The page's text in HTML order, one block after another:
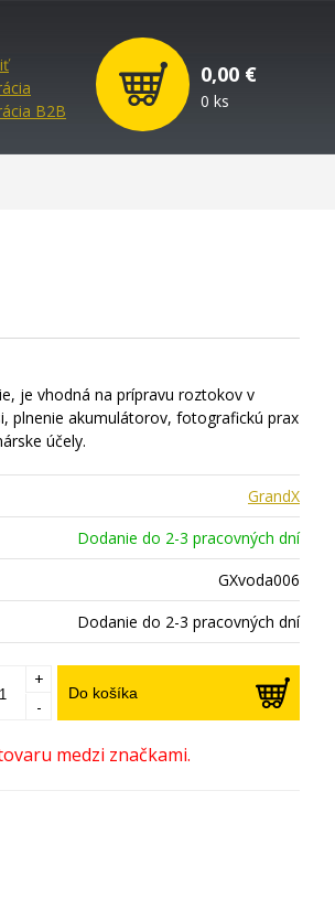
B2B
0,00 €
0 ks
je vhodná na prípravu roztokov v
plnenie akumulátorov, fotografickú prax
účely.
GrandX
Dodanie do 2-3 pracovných dní
GXvoda006
Dodanie do 2-3 pracovných dní
Do košíka
+
-